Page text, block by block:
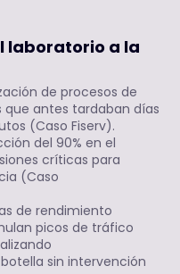
laboratorio a la
de procesos de
antes tardaban días
(Caso Fiserv).
del 90% en el
críticas para
(Caso
de rendimiento
picos de tráfico
sin intervención